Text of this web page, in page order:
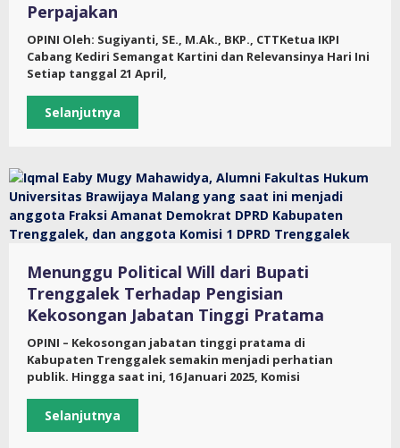
Perpajakan
OPINI Oleh: Sugiyanti, SE., M.Ak., BKP., CTTKetua IKPI
Cabang Kediri Semangat Kartini dan Relevansinya Hari Ini
Setiap tanggal 21 April,
Selanjutnya
Menunggu Political Will dari Bupati
Trenggalek Terhadap Pengisian
Kekosongan Jabatan Tinggi Pratama
OPINI – Kekosongan jabatan tinggi pratama di
Kabupaten Trenggalek semakin menjadi perhatian
publik. Hingga saat ini, 16 Januari 2025, Komisi
Selanjutnya